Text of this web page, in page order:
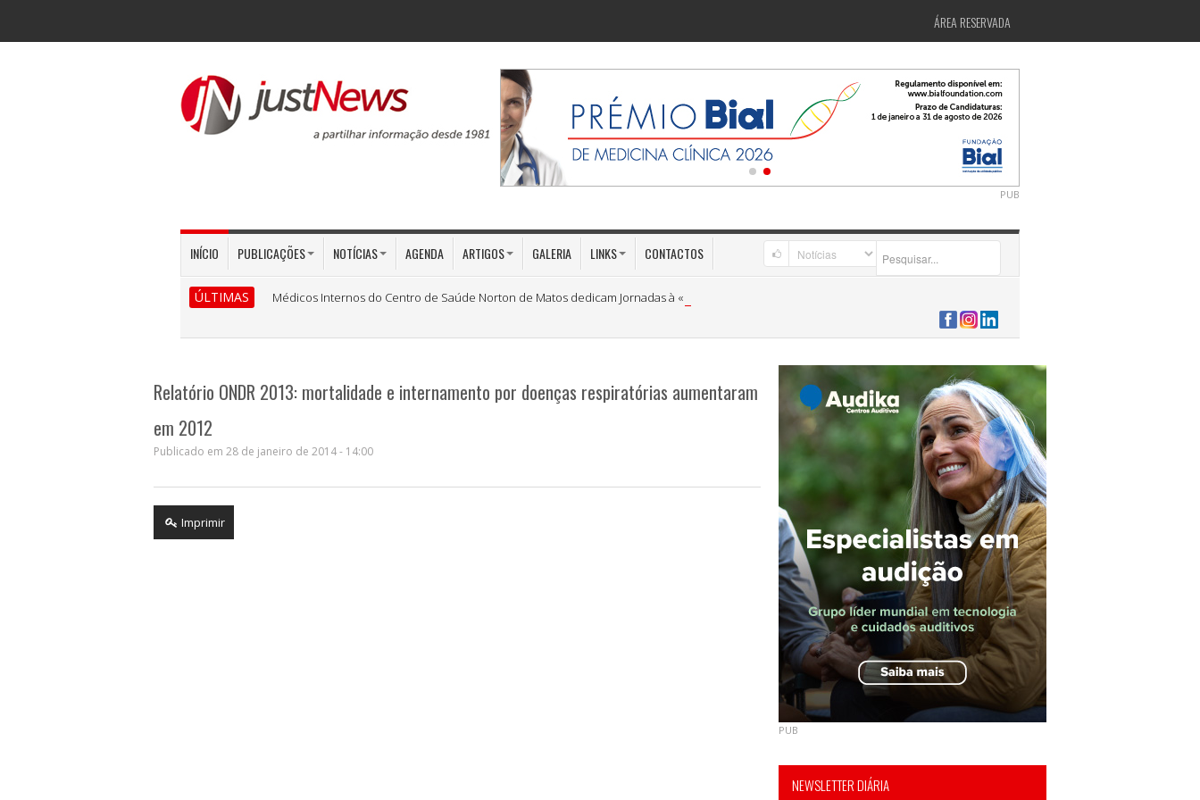
ÁREA RESERVADA
PUB
INÍCIO PUBLICAÇÕES NOTÍCIAS AGENDA ARTIGOS GALERIA LINKS CONTACTOS
ÚLTIMAS Médicos Internos do Centro de Saúde Norton de Matos dedicam Jornadas à «Medicina Preventiva»
Relatório ONDR 2013: mortalidade e internamento por doenças respiratórias aumentaram
em 2012
Publicado em 28 de janeiro de 2014 - 14:00
Imprimir
PUB
NEWSLETTER DIÁRIA